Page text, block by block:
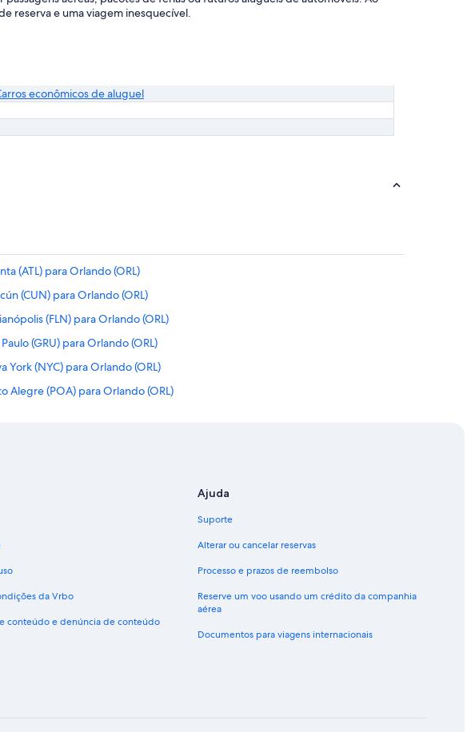
reserva e uma viagem inesquecível.
econômicos de aluguel
(ATL) para Orlando (ORL)
(CUN) para Orlando (ORL)
(FLN) para Orlando (ORL)
(GRU) para Orlando (ORL)
York (NYC) para Orlando (ORL)
Alegre (POA) para Orlando (ORL)
da Vrbo
conteúdo e denúncia de conteúdo
Ajuda
Suporte
Alterar ou cancelar reservas
Processo e prazos de reembolso
Reserve um voo usando um crédito da companhia
aérea
Documentos para viagens internacionais